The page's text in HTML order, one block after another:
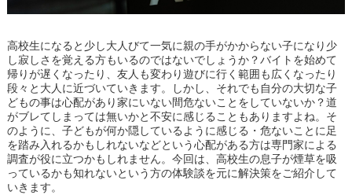
高校生になると少し大人びて一気に親の手がかからない子になり少
し寂しさを覚える方もいるのではないでしょうか？バイトを始めて
帰りが遅くなったり、友人も変わり遊びに行く範囲も広くなったり
段々と大人に近づいていきます。しかし、それでも自分の大切な子
どもの事は心配があり家にいない間危ないことをしていないか？道
がブレてしまっては無いかと不安に感じることもありますよね。そ
のように、子どもが何か隠しているように感じる・危ないことに足
を踏み入れるかもしれないなどという心配がある方は専門家による
調査が役に立つかもしれません。今回は、高校生の息子が煙草を吸
っているかも知れないという方の体験談を元に解決策をご紹介して
いきます。